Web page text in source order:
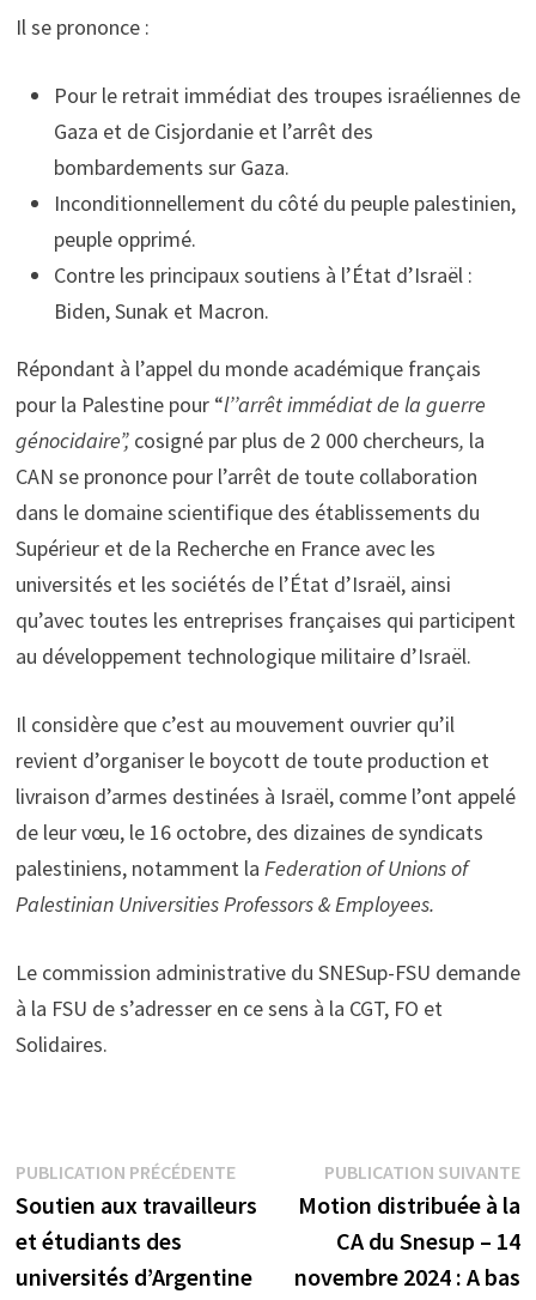
Il se prononce :
Pour le retrait immédiat des troupes israéliennes de
Gaza et de Cisjordanie et l’arrêt des
bombardements sur Gaza.
Inconditionnellement du côté du peuple palestinien,
peuple opprimé.
Contre les principaux soutiens à l’État d’Israël :
Biden, Sunak et Macron.
Répondant à l’appel du monde académique français
pour la Palestine pour “l’’arrêt immédiat de la guerre
génocidaire”, cosigné par plus de 2 000 chercheurs, la
CAN se prononce pour l’arrêt de toute collaboration
dans le domaine scientifique des établissements du
Supérieur et de la Recherche en France avec les
universités et les sociétés de l’État d’Israël, ainsi
qu’avec toutes les entreprises françaises qui participent
au développement technologique militaire d’Israël.
Il considère que c’est au mouvement ouvrier qu’il
revient d’organiser le boycott de toute production et
livraison d’armes destinées à Israël, comme l’ont appelé
de leur vœu, le 16 octobre, des dizaines de syndicats
palestiniens, notamment la Federation of Unions of
Palestinian Universities Professors & Employees.
Le commission administrative du SNESup-FSU demande
à la FSU de s’adresser en ce sens à la CGT, FO et
Solidaires.
Navigation
de
l’article
PUBLICATION PRÉCÉDENTEPublication
précédente :
Soutien aux travailleurs
et étudiants des
universités d’Argentine
PUBLICATION SUIVANTE
Motion distribuée à la
CA du Snesup – 14
novembre 2024 : A bas